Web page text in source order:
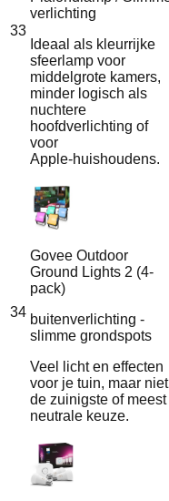
33
verlichting
Ideaal als kleurrijke
sfeerlamp voor
middelgrote kamers,
minder logisch als
nuchtere
hoofdverlichting of
voor
Apple‑huishoudens.
34
Govee Outdoor
Ground Lights 2 (4-
pack)
buitenverlichting -
slimme grondspots
Veel licht en effecten
voor je tuin, maar niet
de zuinigste of meest
neutrale keuze.